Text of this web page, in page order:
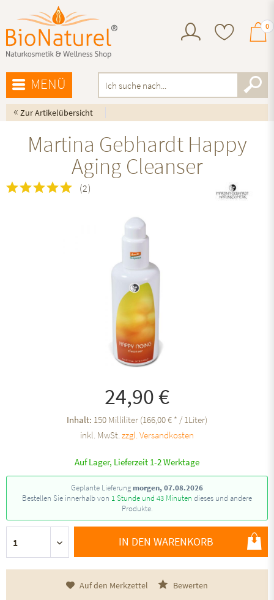
0
MENÜ
« Zur Artikelübersicht
Martina Gebhardt Happy
Aging Cleanser
(2)
24,90 €
Inhalt: 150 Milliliter (166,00 € * / 1Liter)
inkl. MwSt.zzgl. Versandkosten
Auf Lager, Lieferzeit 1-2 Werktage
Geplante Lieferungmorgen, 07.08.2026
Bestellen Sie innerhalb von 1 Stunde und 43 Minuten dieses und andere
Produkte.
IN DEN WARENKORB
Auf den Merkzettel Bewerten